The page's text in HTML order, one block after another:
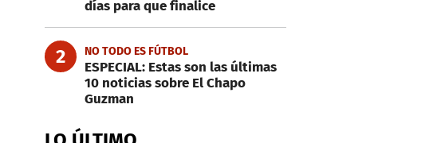
días para que finalice
2 NO TODO ES FÚTBOL
ESPECIAL: Estas son las últimas
10 noticias sobre El Chapo
Guzman